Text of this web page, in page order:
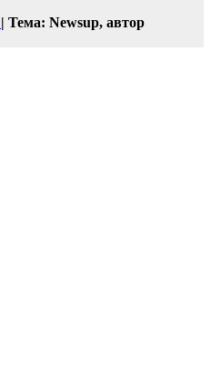
| Тема: Newsup, автор